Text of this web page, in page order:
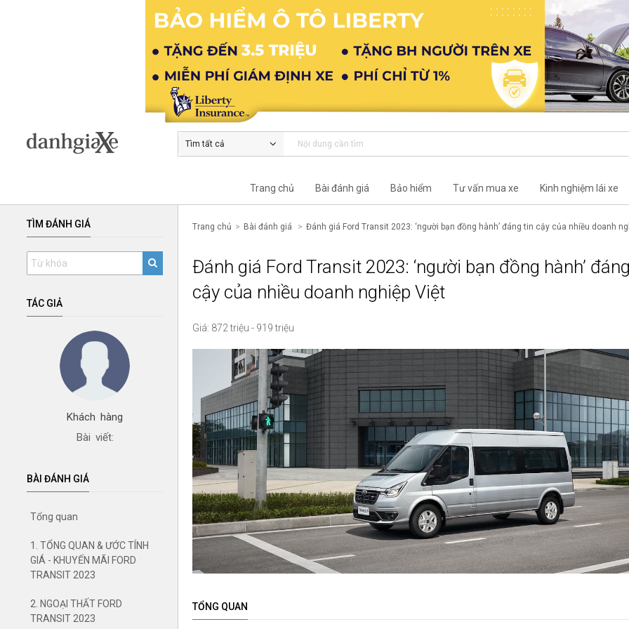
Tìm tất cả
Trang chủ Bài đánh giá Bảo hiểm Tư vấn mua xe Kinh nghiệm lái xe
TÌM ĐÁNH GIÁ
TÁC GIẢ
Khách hàng
Bài viết:
BÀI ĐÁNH GIÁ
Tổng quan
1. TỔNG QUAN & ƯỚC TÍNH
GIÁ - KHUYẾN MÃI FORD
TRANSIT 2023
2. NGOẠI THẤT FORD
TRANSIT 2023
Trang chủ Bài đánh giá Đánh giá Ford Transit 2023: ‘người bạn đồng hành’ đáng tin cậy của nhiều doanh
Đánh giá Ford Transit 2023: ‘người bạn đồng hành’
cậy của nhiều doanh nghiệp Việt
Giá: 872 triệu - 919 triệu
TỔNG QUAN